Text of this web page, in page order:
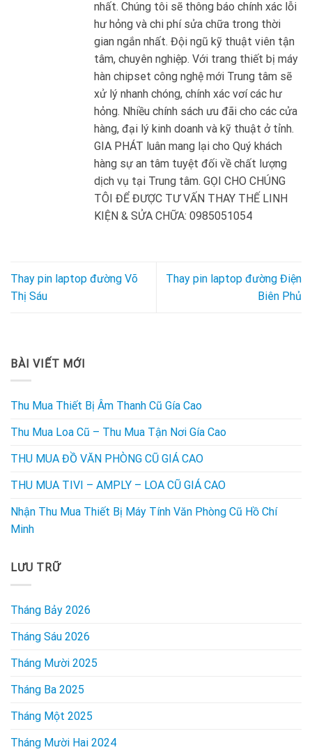
nhất. Chúng tôi sẽ thông báo chính xác lỗi
hư hỏng và chi phí sửa chữa trong thời
gian ngắn nhất. Đội ngũ kỹ thuật viên tận
tâm, chuyên nghiệp. Với trang thiết bị máy
hàn chipset công nghệ mới Trung tâm sẽ
xử lý nhanh chóng, chính xác vơí các hư
hỏng. Nhiều chính sách ưu đãi cho các cửa
hàng, đại lý kinh doanh và kỹ thuật ở tỉnh.
GIA PHÁT luân mang lại cho Quý khách
hàng sự an tâm tuyệt đối về chất lượng
dịch vụ tại Trung tâm. GỌI CHO CHÚNG
TÔI ĐỂ ĐƯỢC TƯ VẤN THAY THẾ LINH
KIỆN & SỬA CHỮA: 0985051054
Thay pin laptop đường Võ
Thị Sáu
Thay pin laptop đường Điện
Biên Phủ
BÀI VIẾT MỚI
Thu Mua Thiết Bị Âm Thanh Cũ Gía Cao
Thu Mua Loa Cũ – Thu Mua Tận Nơi Gía Cao
THU MUA ĐỒ VĂN PHÒNG CŨ GIÁ CAO
THU MUA TIVI – AMPLY – LOA CŨ GIÁ CAO
Nhận Thu Mua Thiết Bị Máy Tính Văn Phòng Cũ Hồ Chí
Minh
LƯU TRỮ
Tháng Bảy 2026
Tháng Sáu 2026
Tháng Mười 2025
Tháng Ba 2025
Tháng Một 2025
Tháng Mười Hai 2024